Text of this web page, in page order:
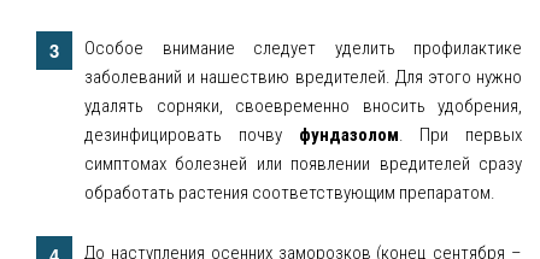
Особое внимание следует уделить профилактике
заболеваний и нашествию вредителей. Для этого нужно
удалять сорняки, своевременно вносить удобрения,
дезинфицировать почву фундазолом. При первых
симптомах болезней или появлении вредителей сразу
обработать растения соответствующим препаратом.
До наступления осенних заморозков (конец сентября –